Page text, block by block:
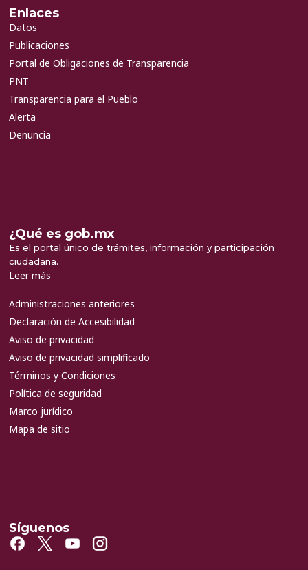
Enlaces
Datos
Publicaciones
Portal de Obligaciones de Transparencia
PNT
Transparencia para el Pueblo
Alerta
Denuncia
¿Qué es gob.mx
Es el portal único de trámites, información y participación
ciudadana.
Leer más
Administraciones anteriores
Declaración de Accesibilidad
Aviso de privacidad
Aviso de privacidad simplificado
Términos y Condiciones
Política de seguridad
Marco jurídico
Mapa de sitio
Síguenos